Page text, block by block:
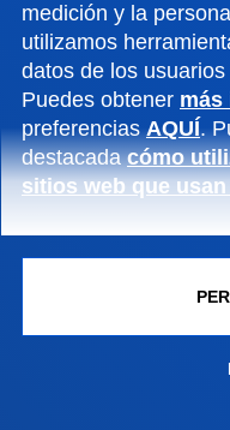
medición y la
utilizamos
datos de los
Puedes obtener más
preferenciasAQUÍ.
destacadacómo
sitios web que
Campus Bilbao
Conoce el campus
+34 944 139 000
Contacto
Campus San
+34 943 326 600